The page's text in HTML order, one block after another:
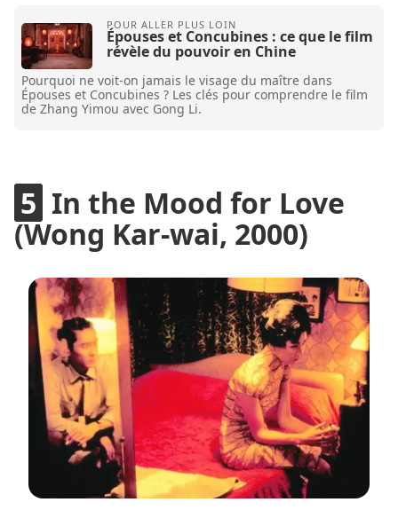
Épouses et Concubines : ce que le film
révèle du pouvoir en Chine
Pourquoi ne voit-on jamais le visage du maître dans
Épouses et Concubines ? Les clés pour comprendre le film
de Zhang Yimou avec Gong Li.
In the Mood for Love
(Wong Kar-wai, 2000)